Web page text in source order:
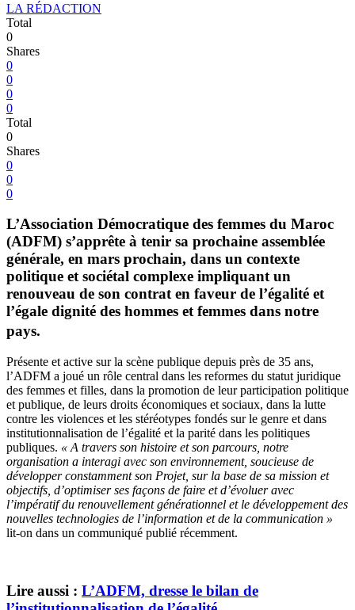
LA RÉDACTION
Total
0
Shares
0
0
0
0
Total
0
Shares
0
0
0
L’Association Démocratique des femmes du Maroc
(ADFM) s’apprête à tenir sa prochaine assemblée
générale, en mars prochain, dans un contexte
politique et sociétal complexe impliquant un
renouveau de son contrat en faveur de l’égalité et
l’égale dignité des hommes et femmes dans notre
pays.
Présente et active sur la scène publique depuis près de 35 ans,
l’ADFM a joué un rôle central dans les reformes du statut juridique
des femmes et filles, dans la promotion de leur participation politique
et publique, de leurs droits économiques et sociaux, dans la lutte
contre les violences et les stéréotypes fondés sur le genre et dans
institutionnalisation de l’égalité et la parité dans les politiques
publiques. « A travers son histoire et son parcours, notre
organisation a interagi avec son environnement, soucieuse de
développer constamment son Projet, sur la base de sa mission et
objectifs, d’optimiser ses façons de faire et d’évoluer avec
l’impératif du renouvellement générationnel et le développement des
nouvelles technologies de l’information et de la communication »
lit-on dans un communiqué publié récemment.
Lire aussi : L’ADFM, dresse le bilan de